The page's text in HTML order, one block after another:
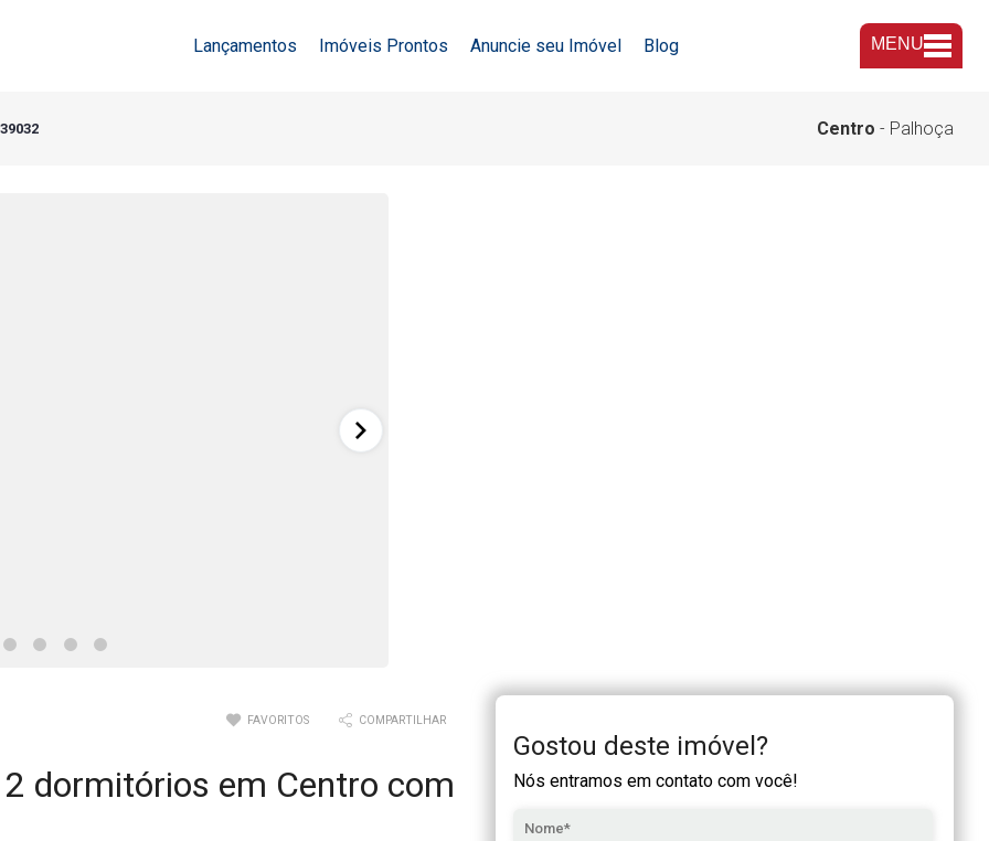
Lançamentos Imóveis Prontos Anuncie seu Imóvel Blog MENU
Centro - Palhoça
FAVORITOS COMPARTILHAR
dormitórios em Centro com
Gostou deste imóvel?
Nós entramos em contato com você!